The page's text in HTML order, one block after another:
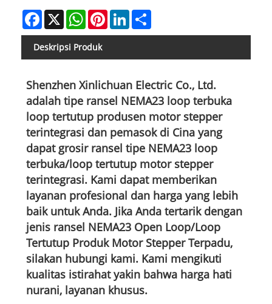
Facebook
X WhatsAppPinterestLinkedIn
Deskripsi Produk
Shenzhen Xinlichuan Electric Co., Ltd.
adalah tipe ransel NEMA23 loop terbuka
loop tertutup produsen motor stepper
terintegrasi dan pemasok di Cina yang
dapat grosir ransel tipe NEMA23 loop
terbuka/loop tertutup motor stepper
terintegrasi. Kami dapat memberikan
layanan profesional dan harga yang lebih
baik untuk Anda. Jika Anda tertarik dengan
jenis ransel NEMA23 Open Loop/Loop
Tertutup Produk Motor Stepper Terpadu,
silakan hubungi kami. Kami mengikuti
kualitas istirahat yakin bahwa harga hati
nurani, layanan khusus.